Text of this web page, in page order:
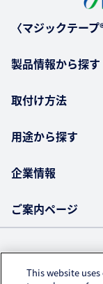
〈マジックテー
製品情報から探す
取付け方法
用途から探す
企業情報
ご案内ページ
This website